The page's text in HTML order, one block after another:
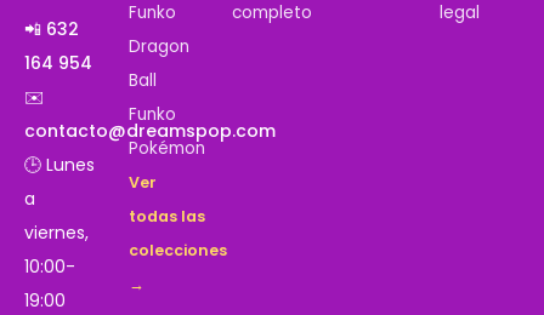
📲 632
164 954
✉️
contacto@dreamspop.com
🕒 Lunes
a
viernes,
10:00-
19:00
Funko
Dragon
Ball
Funko
Pokémon
Ver
todas las
colecciones
→
completo
legal